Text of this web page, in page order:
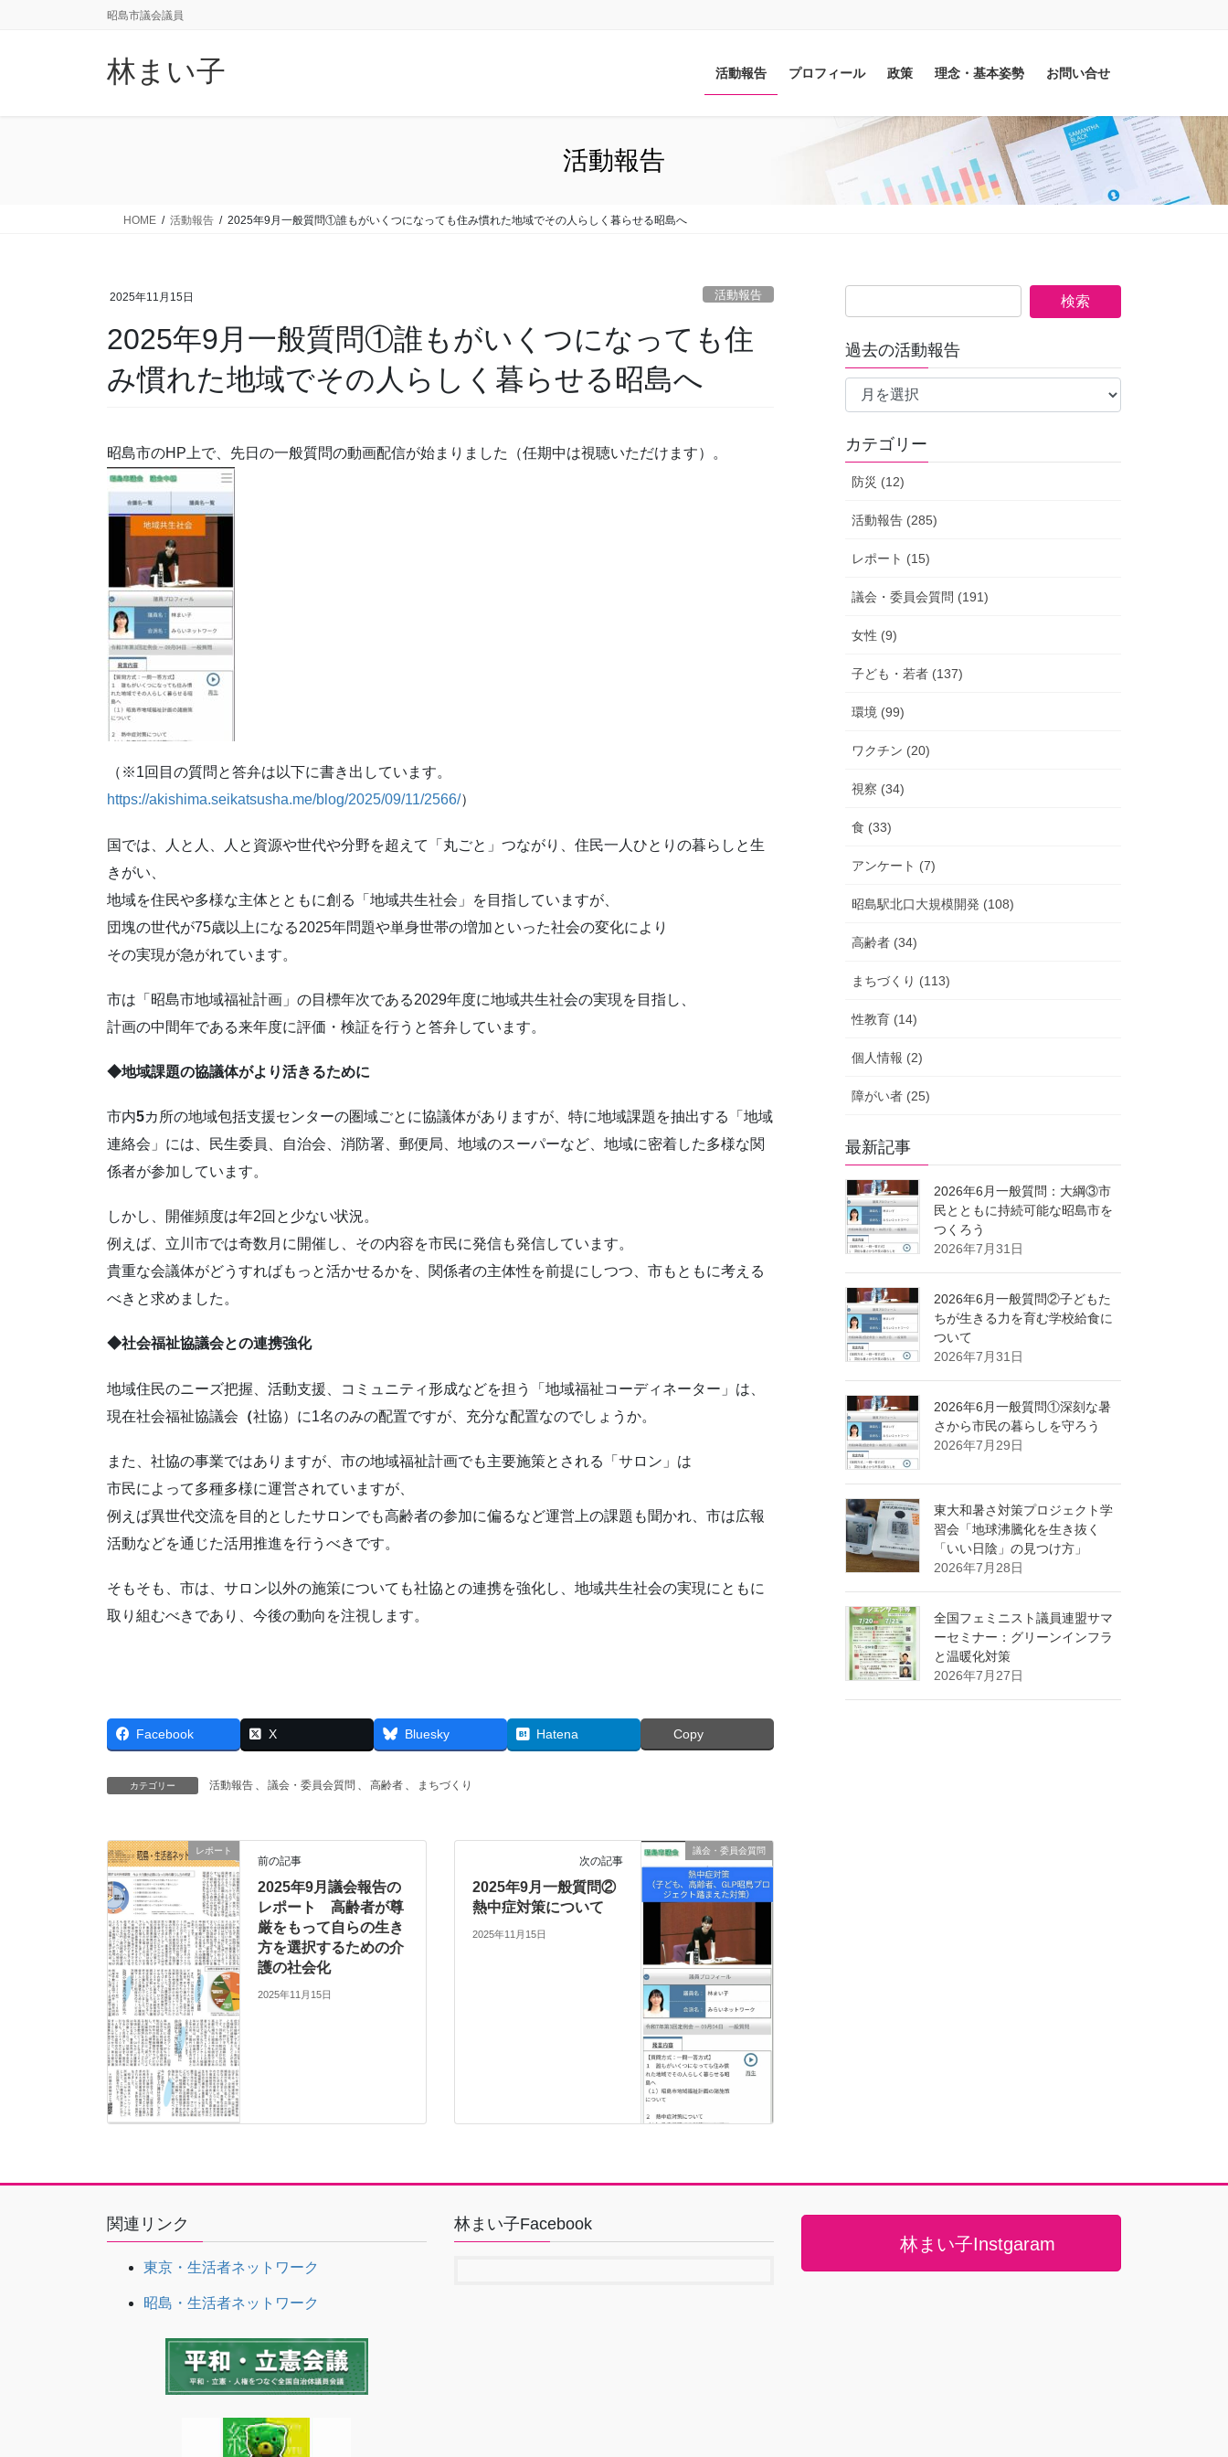
昭島市議会議員
林まい子 活動報告 プロフィール 政策 理念・基本姿勢 お問い合せ
活動報告
HOME 活動報告 2025年9月一般質問①誰もがいくつになっても住み慣れた地域でその人らしく暮らせる昭島へ
2025年11月15日 活動報告
2025年9月一般質問①誰もがいくつになっても住
み慣れた地域でその人らしく暮らせる昭島へ
昭島市のHP上で、先日の一般質問の動画配信が始まりました（任期中は視聴いただけます）。
（※1回目の質問と答弁は以下に書き出しています。
https://akishima.seikatsusha.me/blog/2025/09/11/2566/）
国では、人と人、人と資源や世代や分野を超えて「丸ごと」つながり、住民一人ひとりの暮らしと生
きがい、
地域を住民や多様な主体とともに創る「地域共生社会」を目指していますが、
団塊の世代が75歳以上になる2025年問題や単身世帯の増加といった社会の変化により
その実現が急がれています。
市は「昭島市地域福祉計画」の目標年次である2029年度に地域共生社会の実現を目指し、
計画の中間年である来年度に評価・検証を行うと答弁しています。
◆地域課題の協議体がより活きるために
市内5カ所の地域包括支援センターの圏域ごとに協議体がありますが、特に地域課題を抽出する「地域
連絡会」には、民生委員、自治会、消防署、郵便局、地域のスーパーなど、地域に密着した多様な関
係者が参加しています。
しかし、開催頻度は年2回と少ない状況。
例えば、立川市では奇数月に開催し、その内容を市民に発信も発信しています。
貴重な会議体がどうすればもっと活かせるかを、関係者の主体性を前提にしつつ、市もともに考える
べきと求めました。
◆社会福祉協議会との連携強化
地域住民のニーズ把握、活動支援、コミュニティ形成などを担う「地域福祉コーディネーター」は、
現在社会福祉協議会 （社協）に1名のみの配置ですが、充分な配置なのでしょうか。
また、社協の事業ではありますが、市の地域福祉計画でも主要施策とされる「サロン」は
市民によって多種多様に運営されていますが、
例えば異世代交流を目的としたサロンでも高齢者の参加に偏るなど運営上の課題も聞かれ、市は広報
活動などを通じた活用推進を行うべきです。
そもそも、市は、サロン以外の施策についても社協との連携を強化し、地域共生社会の実現にともに
取り組むべきであり、今後の動向を注視します。
Facebook X Bluesky Hatena Copy
カテゴリー 活動報告 、 議会・委員会質問 、 高齢者 、 まちづくり
レポート
前の記事
2025年9月議会報告の
レポート 高齢者が尊
厳をもって自らの生き
方を選択するための介
護の社会化
2025年11月15日
議会・委員会質問
次の記事
2025年9月一般質問②
熱中症対策について
2025年11月15日
過去の活動報告
過
活
動
報
カテゴリー
防災 (12)
活動報告 (285)
レポート (15)
議会・委員会質問 (191)
女性 (9)
子ども・若者 (137)
環境 (99)
ワクチン (20)
視察 (34)
食 (33)
アンケート (7)
昭島駅北口大規模開発 (108)
高齢者 (34)
まちづくり (113)
性教育 (14)
個人情報 (2)
障がい者 (25)
最新記事
2026年6月一般質問：大綱③市
民とともに持続可能な昭島市を
つくろう
2026年7月31日
2026年6月一般質問②子どもた
ちが生きる力を育む学校給食に
ついて
2026年7月31日
2026年6月一般質問①深刻な暑
さから市民の暮らしを守ろう
2026年7月29日
東大和暑さ対策プロジェクト学
習会「地球沸騰化を生き抜く
「いい日陰」の見つけ方」
2026年7月28日
全国フェミニスト議員連盟サマ
ーセミナー：グリーンインフラ
と温暖化対策
2026年7月27日
関連リンク
東京・生活者ネットワーク
昭島・生活者ネットワーク
林まい子Facebook
林まい子Instgaram